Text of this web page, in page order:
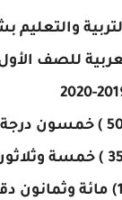
للصف